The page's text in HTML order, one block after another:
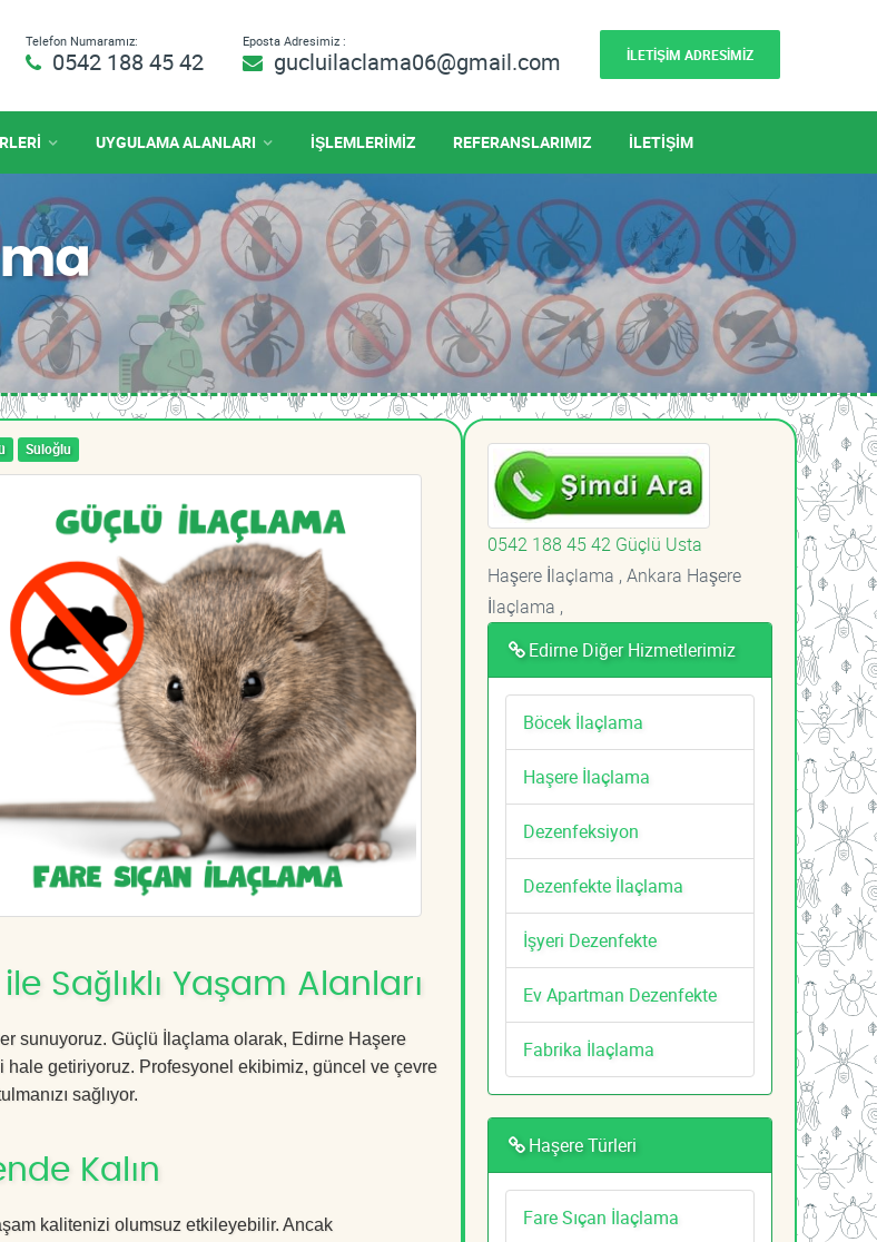
Telefon Numaramız:
0542 188 45 42
Eposta Adresimiz :
gucluilaclama06@gmail.com İLETİŞİM ADRESİMİZ
UYGULAMA ALANLARI İŞLEMLERİMİZ REFERANSLARIMIZ İLETİŞİM
Süloğlu
Sağlıklı Yaşam Alanları
sunuyoruz. Güçlü İlaçlama olarak, Edirne Haşere
getiriyoruz. Profesyonel ekibimiz, güncel ve çevre
sağlıyor.
Kalın
kalitenizi olumsuz etkileyebilir. Ancak
0542 188 45 42 Güçlü Usta
Haşere İlaçlama , Ankara Haşere
İlaçlama ,
Edirne Diğer Hizmetlerimiz
Böcek İlaçlama
Haşere İlaçlama
Dezenfeksiyon
Dezenfekte İlaçlama
İşyeri Dezenfekte
Ev Apartman Dezenfekte
Fabrika İlaçlama
Haşere Türleri
Fare Sıçan İlaçlama